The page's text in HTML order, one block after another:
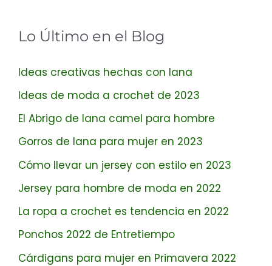
Lo Último en el Blog
Ideas creativas hechas con lana
Ideas de moda a crochet de 2023
El Abrigo de lana camel para hombre
Gorros de lana para mujer en 2023
Cómo llevar un jersey con estilo en 2023
Jersey para hombre de moda en 2022
La ropa a crochet es tendencia en 2022
Ponchos 2022 de Entretiempo
Cárdigans para mujer en Primavera 2022